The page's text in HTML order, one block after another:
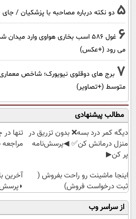
5 دو نکته درباره مصاحبه با پزشکیان /
6
می رود (+عکس)
7 برج های دوقلوی نیویورک؛ شاخص معماری
متوسط (+تصاویر)
مطالب پیشنهادی
دیگه کمر درد بسه❌ بدون تزریق در
منزل درمانش کن✅ ◀پرسش‌نامه
پر کن▶
تنها
مراجعه
اینجا ماشینت رو راحت بفروش (
ثبت درخواست فروش)
آخرین
از سراسر وب